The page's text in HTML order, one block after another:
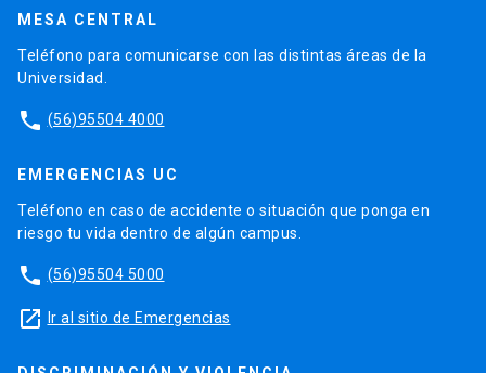
MESA CENTRAL
Teléfono para comunicarse con las distintas áreas de la
Universidad.
phone (56)95504 4000
EMERGENCIAS UC
Teléfono en caso de accidente o situación que ponga en
riesgo tu vida dentro de algún campus.
phone (56)95504 5000
launch Ir al sitio de Emergencias